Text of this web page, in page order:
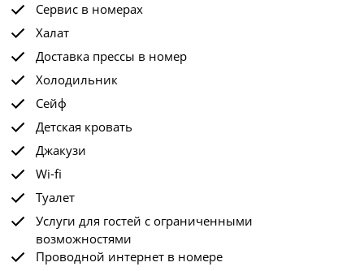
Сервис в номерах
Халат
Доставка прессы в номер
Холодильник
Сейф
Детская кровать
Джакузи
Wi-fi
Туалет
Услуги для гостей с ограниченными
возможностями
Проводной интернет в номере